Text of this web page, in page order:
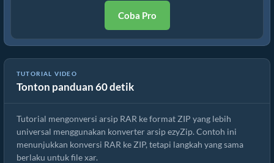
Coba Pro
TUTORIAL VIDEO
Tonton panduan 60 detik
Cara Mengonversi File xar | Panduan Sederhana
Tutorial mengonversi arsip RAR ke format ZIP yang lebih
universal menggunakan konverter arsip ezyZip. Contoh ini
menunjukkan konversi RAR ke ZIP, tetapi langkah yang sama
berlaku untuk file xar.